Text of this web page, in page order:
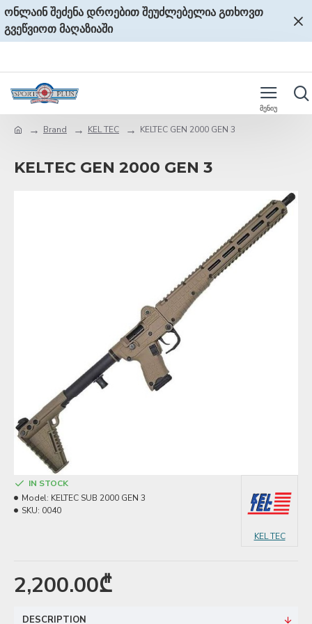
ონლაინ შეძენა დროებით შეუძლებელია გთხოვთ
გვეწვიოთ მაღაზიაში
Brand KEL TEC KELTEC GEN 2000 GEN 3
KELTEC GEN 2000 GEN 3
2,200.00₾
IN STOCK
Model: KELTEC SUB 2000 GEN 3
SKU: 0040
KEL TEC
DESCRIPTION